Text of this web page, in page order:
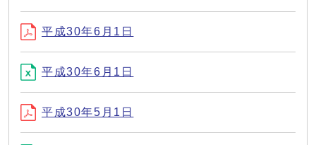
平成30年6月1日
平成30年6月1日
平成30年5月1日